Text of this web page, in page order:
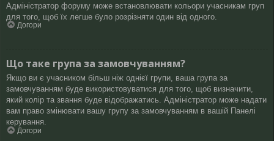
Адміністратор форуму може встановлювати кольори учасникам груп
для того, щоб їх легше було розрізняти один від одного.
Догори
Що таке група за замовчуванням?
Якщо ви є учасником більш ніж однієї групи, ваша група за
замовчуванням буде використовуватися для того, щоб визначити,
який колір та звання буде відображатись. Адміністратор може надати
вам право змінювати вашу групу за замовчуванням в вашій Панелі
керування.
Догори